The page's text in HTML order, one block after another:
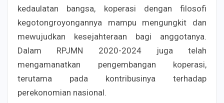
kedaulatan bangsa, koperasi dengan filosofi
kegotongroyongannya mampu mengungkit dan
mewujudkan kesejahteraan bagi anggotanya.
Dalam RPJMN 2020-2024 juga telah
mengamanatkan pengembangan koperasi,
terutama pada kontribusinya terhadap
perekonomian nasional.